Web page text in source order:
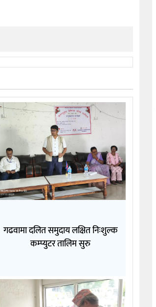
गढवामा दलित समुदाय लक्षित निःशुल्क
कम्प्युटर तालिम सुरु